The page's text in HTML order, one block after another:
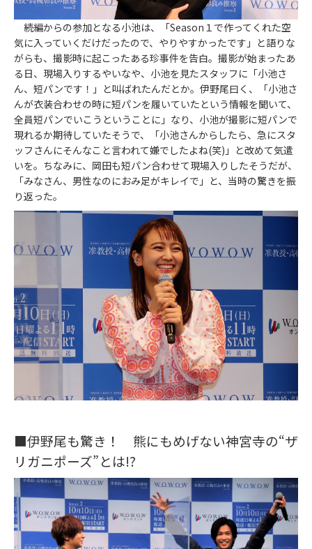
続編からの参加となる小池は、「Season１で作ってくれた空
気に入っていくだけだったので、やりやすかったです」と語りな
がらも、撮影時に起こったある珍事件を告白。撮影が始まったあ
る日、現場入りするやいなや、小池を見たスタッフに「小池さ
ん、短パンです！」と叫ばれたんだとか。伊野尾曰く、「小池さ
んが衣装合わせの時に短パンを履いていたという情報を聞いて、
全員短パンでいこうということに」なり、小池が撮影に短パンで
現れるか期待していたそうで、「小池さんからしたら、急にスタ
ッフさんにそんなこと言われて嫌でしたよね(笑)」と改めて気遣
いを。ちなみに、岡田も短パン合わせて現場入りしたそうだが、
「みなさん、男性なのにおみ足がキレイで」と、当時の驚きを振
り返った。
■伊野尾も驚き！ 熊にもめげない神宮寺の“ザ
リガニポーズ”とは!?